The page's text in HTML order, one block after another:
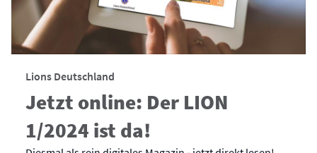
Lions Deutschland
Jetzt online: Der LION
1/2024 ist da!